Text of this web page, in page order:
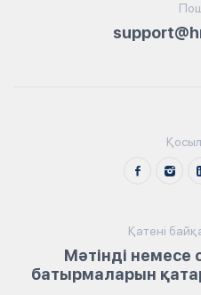
Қатені
Мәтінді немесе
батырмаларын